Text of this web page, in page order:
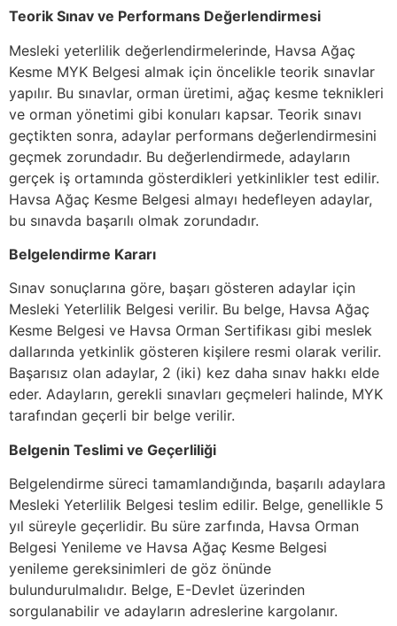
Teorik Sınav ve Performans Değerlendirmesi
Mesleki yeterlilik değerlendirmelerinde, Havsa Ağaç
Kesme MYK Belgesi almak için öncelikle teorik sınavlar
yapılır. Bu sınavlar, orman üretimi, ağaç kesme teknikleri
ve orman yönetimi gibi konuları kapsar. Teorik sınavı
geçtikten sonra, adaylar performans değerlendirmesini
geçmek zorundadır. Bu değerlendirmede, adayların
gerçek iş ortamında gösterdikleri yetkinlikler test edilir.
Havsa Ağaç Kesme Belgesi almayı hedefleyen adaylar,
bu sınavda başarılı olmak zorundadır.
Belgelendirme Kararı
Sınav sonuçlarına göre, başarı gösteren adaylar için
Mesleki Yeterlilik Belgesi verilir. Bu belge, Havsa Ağaç
Kesme Belgesi ve Havsa Orman Sertifikası gibi meslek
dallarında yetkinlik gösteren kişilere resmi olarak verilir.
Başarısız olan adaylar, 2 (iki) kez daha sınav hakkı elde
eder. Adayların, gerekli sınavları geçmeleri halinde, MYK
tarafından geçerli bir belge verilir.
Belgenin Teslimi ve Geçerliliği
Belgelendirme süreci tamamlandığında, başarılı adaylara
Mesleki Yeterlilik Belgesi teslim edilir. Belge, genellikle 5
yıl süreyle geçerlidir. Bu süre zarfında, Havsa Orman
Belgesi Yenileme ve Havsa Ağaç Kesme Belgesi
yenileme gereksinimleri de göz önünde
bulundurulmalıdır. Belge, E-Devlet üzerinden
sorgulanabilir ve adayların adreslerine kargolanır.